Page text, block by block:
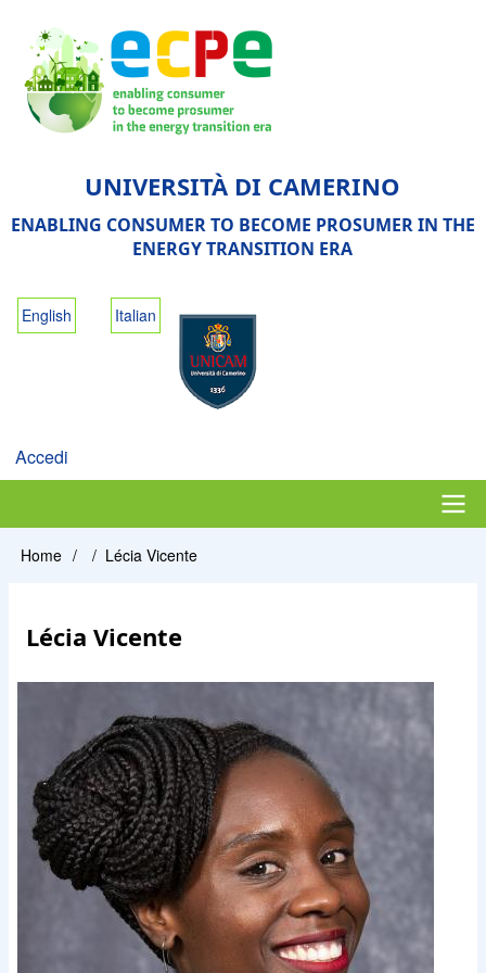
contenuto
principale
UNIVERSITÀ DI CAMERINO
ENABLING CONSUMER TO BECOME PROSUMER IN THE
ENERGY TRANSITION ERA
English Italian
User
menu
Accedi
Main
Briciole
pane
Home Lécia Vicente
Lécia Vicente